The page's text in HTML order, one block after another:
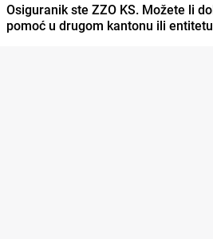
Osiguranik ste ZZO KS. Možete li
pomoć u drugom kantonu ili